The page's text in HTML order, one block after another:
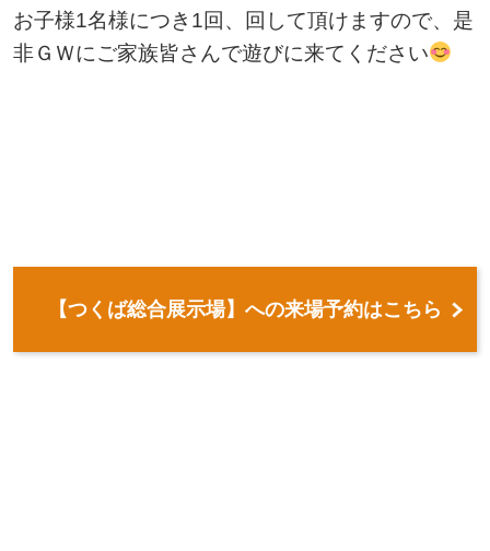
お子様1名様につき1回、回して頂けますので、是
非ＧＷにご家族皆さんで遊びに来てください
【つくば総合展示場】への来場予約はこちら